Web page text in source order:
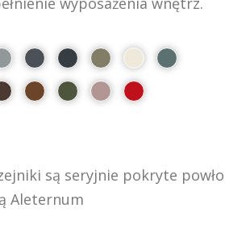
są seryjnie pokryte
Aleternum